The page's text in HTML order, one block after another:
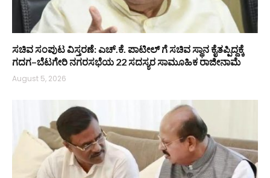
ಸಚಿವ ಸಂಪುಟ ವಿಸ್ತರಣೆ: ಎಚ್.ಕೆ. ಪಾಟೀಲ್ ಗೆ ಸಚಿವ ಸ್ಥಾನ ಕೈತಪ್ಪಿದ್ದಕ್ಕೆ
ಗದಗ–ಬೆಟಗೇರಿ ನಗರಸಭೆಯ 22 ಸದಸ್ಯರ ಸಾಮೂಹಿಕ ರಾಜೀನಾಮೆ
August 5, 2026